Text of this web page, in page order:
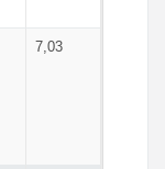
7,03